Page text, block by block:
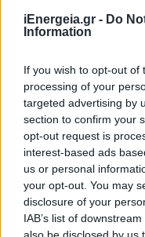
iEnergeia.gr - Do
Information
If you wish to opt-out of
processing of your
targeted advertising by
section to confirm your
opt-out request is
interest-based ads
us or personal
your opt-out. You may
disclosure of your
IAB’s list of
also be disclosed by us
ΥΠΕΘΟ – ΥΜΕ
Διαθέσιμη η
Μητρώου